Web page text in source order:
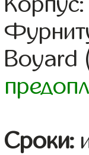
Boyard
Сроки: